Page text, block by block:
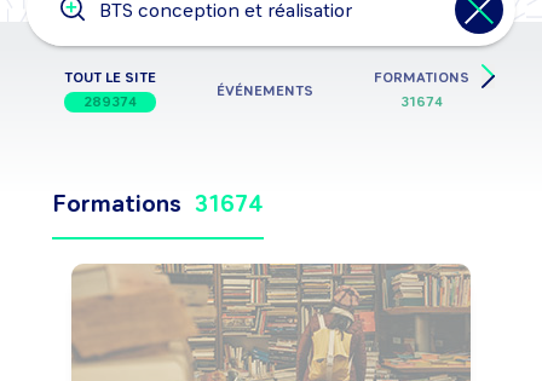
TOUT LE SITE
289374
ÉVÉNEMENTS
FORMATIONS
31674
Formations 31674